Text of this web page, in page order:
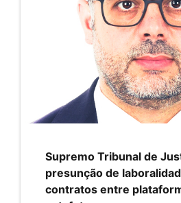
Supremo Tribunal de
presunção de
contratos entre